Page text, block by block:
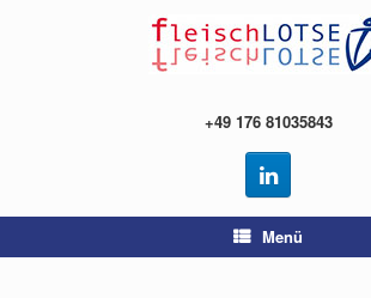
+49 176 81035843
Menü